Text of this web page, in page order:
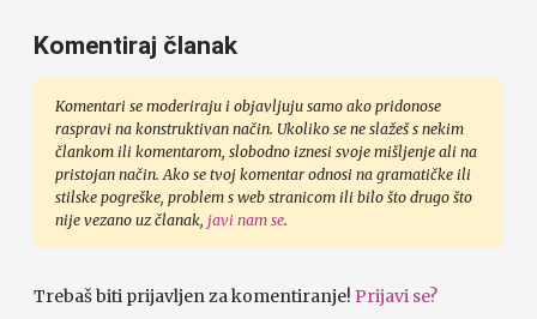
Komentiraj članak
Komentari se moderiraju i objavljuju samo ako pridonose
raspravi na konstruktivan način. Ukoliko se ne slažeš s nekim
člankom ili komentarom, slobodno iznesi svoje mišljenje ali na
pristojan način. Ako se tvoj komentar odnosi na gramatičke ili
stilske pogreške, problem s web stranicom ili bilo što drugo što
nije vezano uz članak, javi nam se.
Trebaš biti prijavljen za komentiranje! Prijavi se?